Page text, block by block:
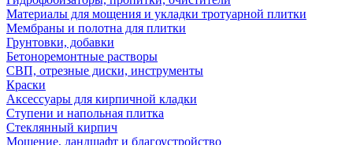
Материалы для мощения и укладки тротуарной плитки
Мембраны и полотна для плитки
Грунтовки, добавки
Бетоноремонтные растворы
СВП, отрезные диски, инструменты
Краски
Аксессуары для кирпичной кладки
Ступени и напольная плитка
Cтеклянный кирпич
Мощение, ландшафт и благоустройство